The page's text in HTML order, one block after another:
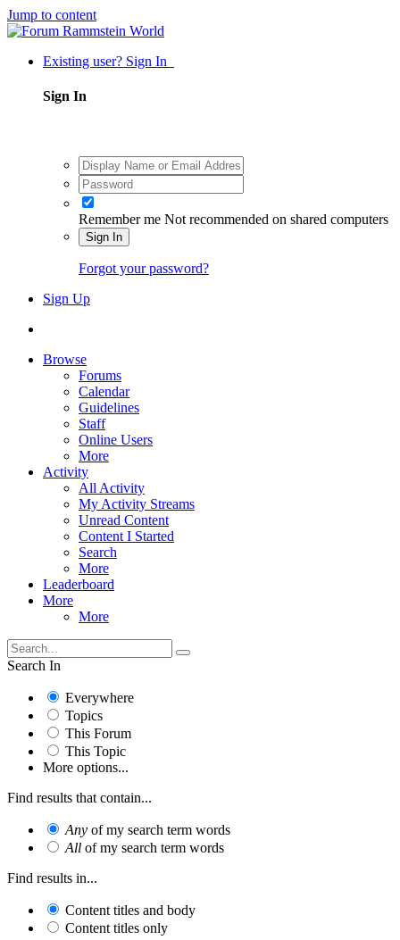
Jump to content
Existing user? Sign In
Sign In
Remember me Not recommended on shared computers
Sign In
Forgot your password?
Sign Up
Browse
Forums
Calendar
Guidelines
Staff
Online Users
More
Activity
All Activity
My Activity Streams
Unread Content
Content I Started
Search
More
Leaderboard
More
More
Search In
Everywhere
Topics
This Forum
This Topic
More options...
Find results that contain...
Any of my search term words
All of my search term words
Find results in...
Content titles and body
Content titles only